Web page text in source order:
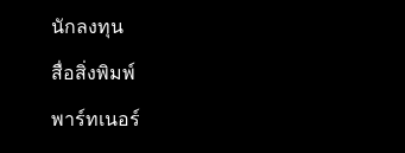
นักลงทุน
สื่อสิ่งพิมพ์
พาร์ทเนอร์